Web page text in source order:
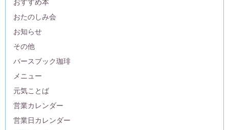
おすすめ本
おたのしみ会
お知らせ
その他
バースブック珈琲
メニュー
元気ことば
営業カレンダー
営業日カレンダー